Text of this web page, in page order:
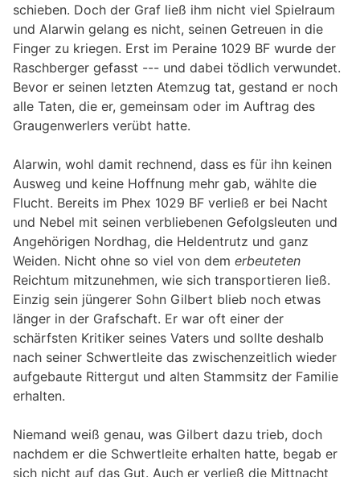
schieben. Doch der Graf ließ ihm nicht viel Spielraum
und Alarwin gelang es nicht, seinen Getreuen in die
Finger zu kriegen. Erst im Peraine 1029 BF wurde der
Raschberger gefasst --- und dabei tödlich verwundet.
Bevor er seinen letzten Atemzug tat, gestand er noch
alle Taten, die er, gemeinsam oder im Auftrag des
Graugenwerlers verübt hatte.
Alarwin, wohl damit rechnend, dass es für ihn keinen
Ausweg und keine Hoffnung mehr gab, wählte die
Flucht. Bereits im Phex 1029 BF verließ er bei Nacht
und Nebel mit seinen verbliebenen Gefolgsleuten und
Angehörigen Nordhag, die Heldentrutz und ganz
Weiden. Nicht ohne so viel von dem erbeuteten
Reichtum mitzunehmen, wie sich transportieren ließ.
Einzig sein jüngerer Sohn Gilbert blieb noch etwas
länger in der Grafschaft. Er war oft einer der
schärfsten Kritiker seines Vaters und sollte deshalb
nach seiner Schwertleite das zwischenzeitlich wieder
aufgebaute Rittergut und alten Stammsitz der Familie
erhalten.
Niemand weiß genau, was Gilbert dazu trieb, doch
nachdem er die Schwertleite erhalten hatte, begab er
sich nicht auf das Gut. Auch er verließ die Mittnacht